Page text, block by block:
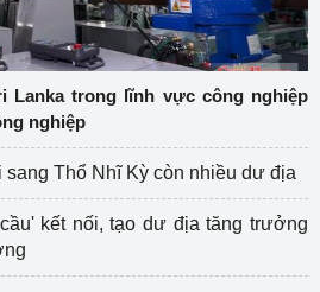
Lanka trong lĩnh vực công nghiệp
nghiệp
Thổ Nhĩ Kỳ còn nhiều dư địa
kết nối, tạo dư địa tăng trưởng